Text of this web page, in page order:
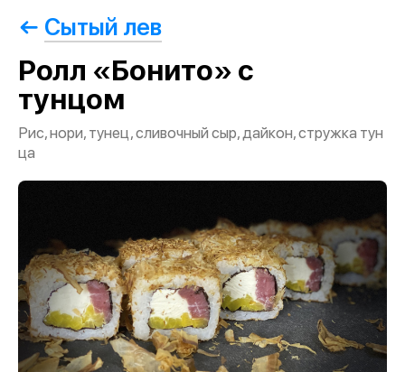
Сытый лев
Ролл «Бонито» с
тунцом
Рис, нори, тунец, сливочный сыр, дайкон, стружка тун
ца